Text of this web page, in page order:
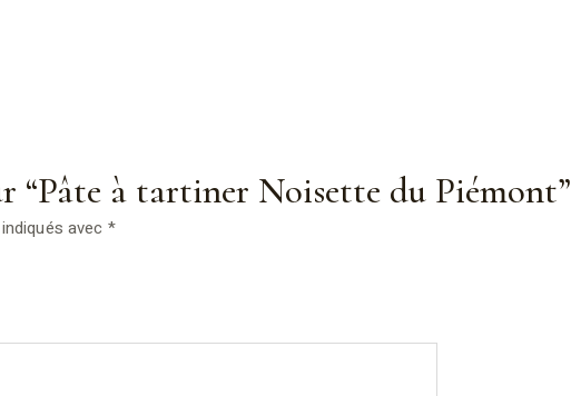
“Pâte à tartiner Noisette du Piémont”
avec *